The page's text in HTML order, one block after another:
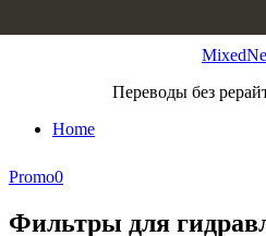
Переводы без
Home
Promo0
Фильтры для